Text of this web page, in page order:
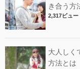
き合う方
2,317ビュー
大人しく
方法とは